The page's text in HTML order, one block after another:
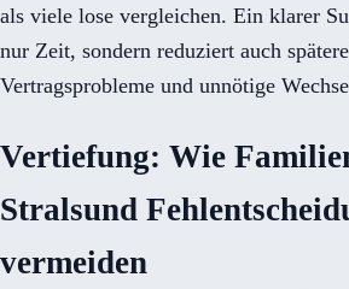
als viele lose vergleichen. Ein klarer
nur Zeit, sondern reduziert auch
Vertragsprobleme und unnötige
Vertiefung: Wie
Stralsund
vermeiden